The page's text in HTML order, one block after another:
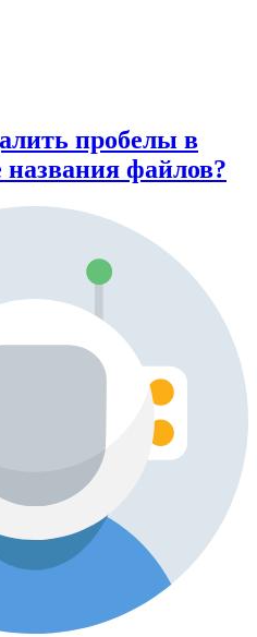
пробелы в
названия файлов?